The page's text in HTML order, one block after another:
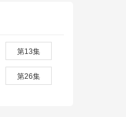
第13集
第26集